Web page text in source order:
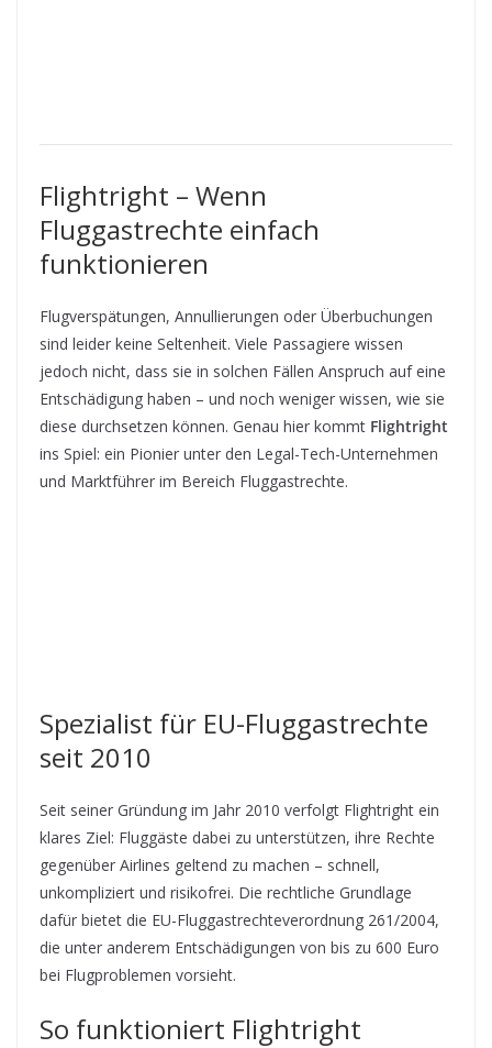
Flightright – Wenn
Fluggastrechte einfach
funktionieren
Flugverspätungen, Annullierungen oder Überbuchungen
sind leider keine Seltenheit. Viele Passagiere wissen
jedoch nicht, dass sie in solchen Fällen Anspruch auf eine
Entschädigung haben – und noch weniger wissen, wie sie
diese durchsetzen können. Genau hier kommt Flightright
ins Spiel: ein Pionier unter den Legal-Tech-Unternehmen
und Marktführer im Bereich Fluggastrechte.
Spezialist für EU-Fluggastrechte
seit 2010
Seit seiner Gründung im Jahr 2010 verfolgt Flightright ein
klares Ziel: Fluggäste dabei zu unterstützen, ihre Rechte
gegenüber Airlines geltend zu machen – schnell,
unkompliziert und risikofrei. Die rechtliche Grundlage
dafür bietet die EU-Fluggastrechteverordnung 261/2004,
die unter anderem Entschädigungen von bis zu 600 Euro
bei Flugproblemen vorsieht.
So funktioniert Flightright